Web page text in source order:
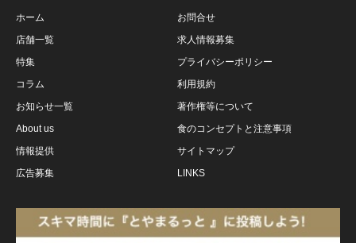
ホーム
店舗一覧
特集
コラム
お知らせ一覧
About us
情報提供
広告募集
お問合せ
求人情報募集
プライバシーポリシー
利用規約
著作権等について
食のコンセプトと注意事項
サイトマップ
LINKS